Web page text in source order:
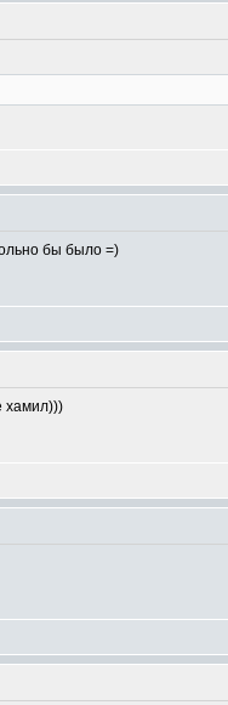
бы было =)
хамил)))